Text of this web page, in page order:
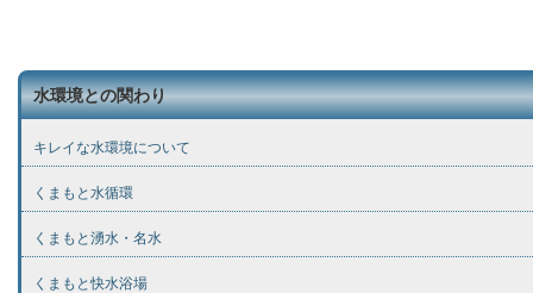
水環境との関わり
キレイな水環境について
くまもと水循環
くまもと湧水・名水
くまもと快水浴場